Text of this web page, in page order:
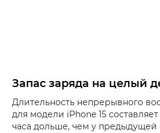
Запас заряда на целый
Длительность непрерывного
для модели iPhone 15
часа дольше, чем у предыдущей